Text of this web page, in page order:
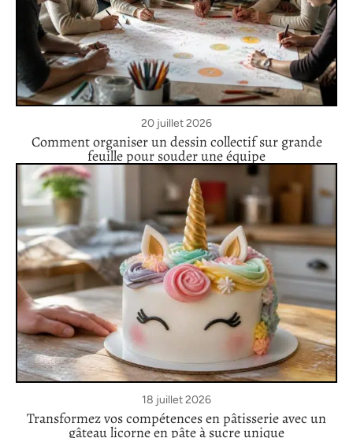
20 juillet 2026
Comment organiser un dessin collectif sur grande
feuille pour souder une équipe
18 juillet 2026
Transformez vos compétences en pâtisserie avec un
gâteau licorne en pâte à sucre unique